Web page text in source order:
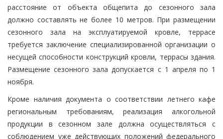
расстояние от объекта общепита до сезонного зала
должно составлять не более 10 метров. При размещении
сезонного зала на эксплуатируемой кровле, террасе
требуется заключение специализированной организации о
несущей способности конструкций кровли, террасы здания.
Размещение сезонного зала допускается с 1 апреля по 1
ноября.
Кроме наличия документа о соответствии летнего кафе
региональным требованиям, реализация алкогольной
продукции в сезонном зале должна осуществляться с
соблюдением уже действующих положений федерального